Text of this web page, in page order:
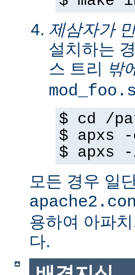
제삼자가
설치하는
스 트리 밖
$ cd /
$ apxs -
$ apxs
모든 경우 일
용하여 아파
다.